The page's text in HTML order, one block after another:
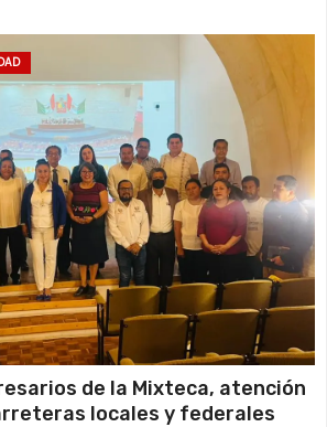
de la Mixteca, atención
locales y federales